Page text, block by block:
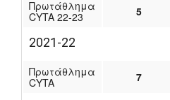
Πρωτάθλημα
CYTA 22-23
5
2021-22
Πρωτάθλημα
CYTA
7